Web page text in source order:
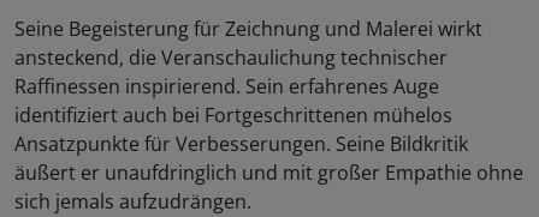
Seine Begeisterung für Zeichnung und Malerei wirkt
ansteckend, die Veranschaulichung technischer
Raffinessen inspirierend. Sein erfahrenes Auge
identifiziert auch bei Fortgeschrittenen mühelos
Ansatzpunkte für Verbesserungen. Seine Bildkritik
äußert er unaufdringlich und mit großer Empathie ohne
sich jemals aufzudrängen.